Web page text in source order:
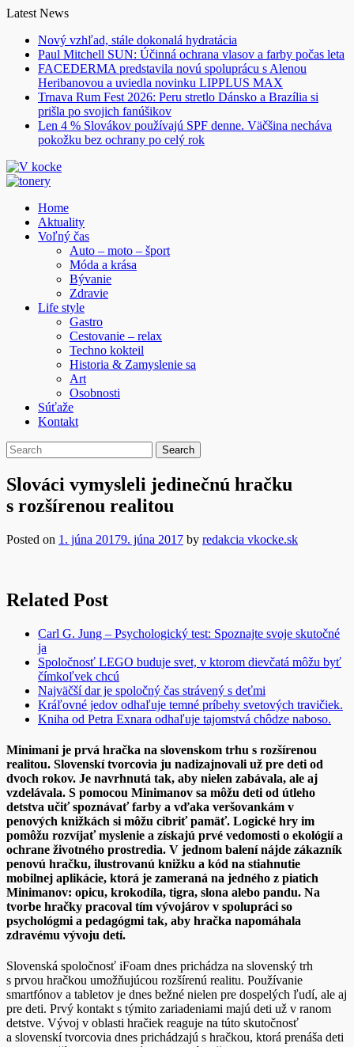
Skip
content
Latest News
Nový vzhľad, stále dokonalá hydratácia
Paul Mitchell SUN: Účinná ochrana vlasov a farby počas leta
FACEDERMA predstavila novú spoluprácu s Alenou
Heribanovou a uviedla novinku LIPPLUS MAX
Trnava Rum Fest 2026: Peru stretlo Dánsko a Brazília si
prišla po svojich fanúšikov
Len 4 % Slovákov používajú SPF denne. Väčšina necháva
pokožku bez ochrany po celý rok
Home
Aktuality
Voľný čas
Auto – moto – šport
Móda a krása
Bývanie
Zdravie
Life style
Gastro
Cestovanie – relax
Techno kokteil
Historia & Zamyslenie sa
Art
Osobnosti
Súťaže
Kontakt
Slováci vymysleli jedinečnú hračku
s rozšírenou realitou
Posted on 1. júna 20179. júna 2017 by redakcia vkocke.sk
Related Post
Carl G. Jung – Psychologický test: Spoznajte svoje skutočné
ja
Spoločnosť LEGO buduje svet, v ktorom dievčatá môžu byť
čímkoľvek chcú
Najväčší dar je spoločný čas strávený s deťmi
Kráľovné jedov odhaľuje temné príbehy svetových travičiek.
Kniha od Petra Exnara odhaľuje tajomstvá chôdze naboso.
Minimani je prvá hračka na slovenskom trhu s rozšírenou
realitou. Slovenskí tvorcovia ju nadizajnovali už pre deti od
dvoch rokov. Je navrhnutá tak, aby nielen zabávala, ale aj
vzdelávala. S pomocou Minimanov sa môžu deti od útleho
detstva učiť spoznávať farby a vďaka veršovankám v
penových knižkách si môžu cibriť pamäť. Logické hry im
pomôžu rozvíjať myslenie a získajú prvé vedomosti o ekológií a
ochrane životného prostredia. V jednom balení nájde zákazník
penovú hračku, ilustrovanú knižku a kód na stiahnutie
mobilnej aplikácie, ktorá je zameraná na jedného z piatich
Minimanov: opicu, krokodíla, tigra, slona alebo pandu. Na
tvorbe hračky pracoval tím vývojárov v spolupráci so
psychológmi a pedagógmi tak, aby hračka napomáhala
zdravému vývoju detí.
Slovenská spoločnosť iFoam dnes prichádza na slovenský trh
s prvou hračkou umožňujúcou rozšírenú realitu. Používanie
smartfónov a tabletov je dnes bežné nielen pre dospelých ľudí, ale aj
pre deti. Prvý kontakt s týmito zariadeniami majú deti už v ranom
detstve. Vývoj v oblasti hračiek reaguje na túto skutočnosť
a slovenskí tvorcovia dnes prichádzajú s hračkou, ktorá prenáša deti